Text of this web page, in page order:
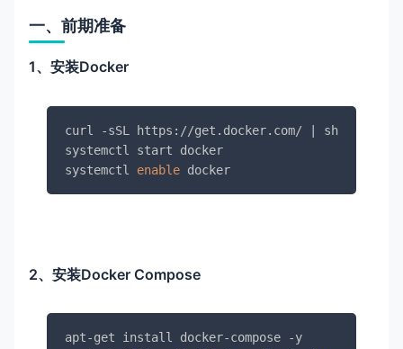
一、前期准备
1、安装Docker
curl -sSL https://get.docker.com/ | sh
systemctl start docker
systemctl enable docker
2、安装Docker Compose
apt-get install docker-compose -y